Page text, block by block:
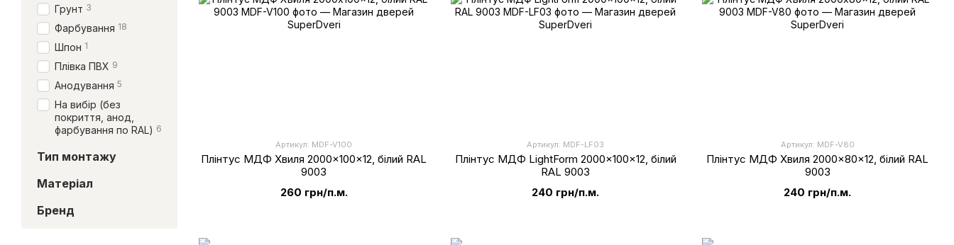
Артикул: MDF-V100
Плінтус МДФ Хвиля 2000x100x12, білий RAL
9003
260 грн/п.м.
Артикул: MDF-LF03
Плінтус МДФ LightForm 2000x100x12, білий
RAL 9003
240 грн/п.м.
Артикул: MDF-V80
Плінтус МДФ Хвиля 2000x80x12, білий RAL
9003
240 грн/п.м.
Грунт 3
Фарбування 18
Шпон 1
Плівка ПВХ 9
Анодування 5
На вибір (без
покриття, анод,
фарбування по RAL) 6
Тип монтажу
Матеріал
Бренд